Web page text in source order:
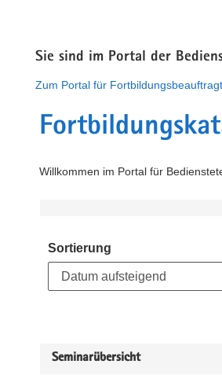
Sie sind im Portal der
Zum Portal für
Willkommen im Portal für
Sortierung
Seminarübersicht